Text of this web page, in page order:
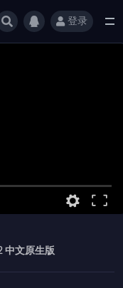
登录
中文原生版